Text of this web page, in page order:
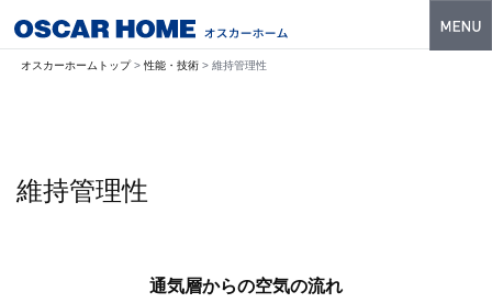
トップ
建築実例
オスカーホームトップ> 性能・技術> 維持管理性
維持管理性
通気層からの空気の流れ